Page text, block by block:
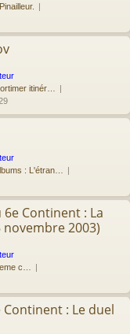
itinér…
: L'étran…
6e Continent : La
2003)
c…
Continent : Le duel